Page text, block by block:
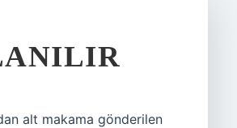
alt makama gönderilen